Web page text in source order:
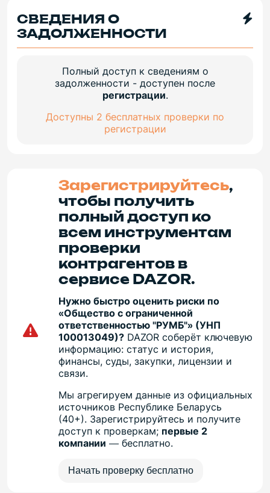
СВЕДЕНИЯ О
ЗАДОЛЖЕННОСТИ
Полный доступ к сведениям о
задолженности - доступен после
регистрации.
Доступны 2 бесплатных проверки по
регистрации
Зарегистрируйтесь,
чтобы получить
полный доступ ко
всем инструментам
проверки
контрагентов в
сервисе DAZOR.
Нужно быстро оценить риски по
«Общество с ограниченной
ответственностью "РУМБ"» (УНП
100013049)? DAZOR соберёт ключевую
информацию: статус и история,
финансы, суды, закупки, лицензии и
связи.
Мы агрегируем данные из официальных
источников Республике Беларусь
(40+). Зарегистрируйтесь и получите
доступ к проверкам; первые 2
компании — бесплатно.
Начать проверку бесплатно